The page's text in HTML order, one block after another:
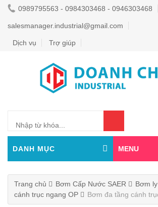
0989795563 - 0984303468 - 0946303468
salesmanager.industrial@gmail.com
Dịch vụ Trợ giúp
DANH MỤC MENU
Trang chủ Bơm Cấp Nước SAER
Bơm
cánh trục ngang OP
Bơm đa tầng cánh